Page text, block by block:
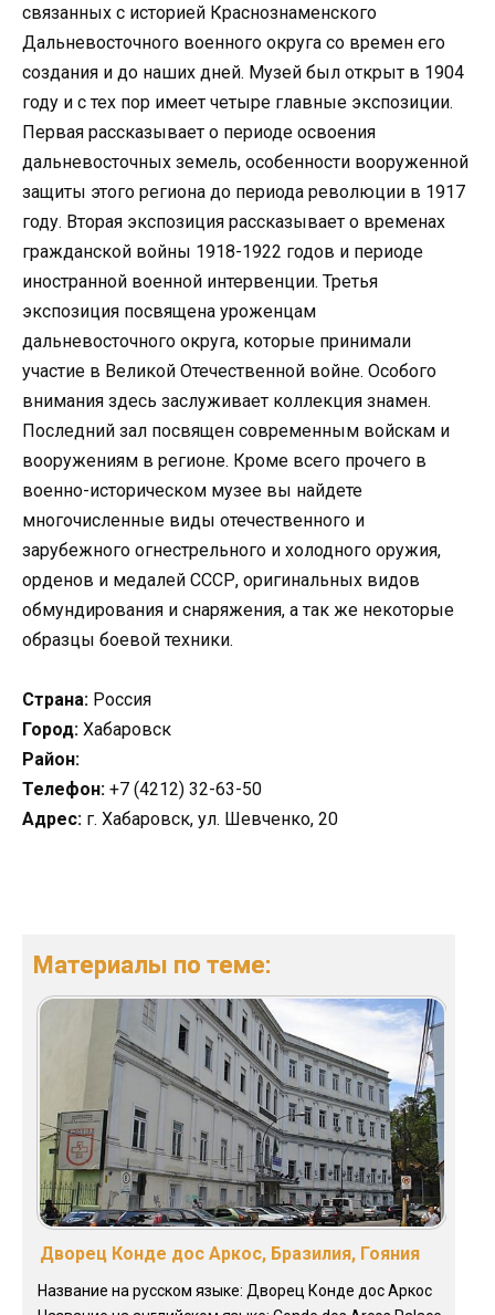
связанных с историей Краснознаменского
Дальневосточного военного округа со времен его
создания и до наших дней. Музей был открыт в 1904
году и с тех пор имеет четыре главные экспозиции.
Первая рассказывает о периоде освоения
дальневосточных земель, особенности вооруженной
защиты этого региона до периода революции в 1917
году. Вторая экспозиция рассказывает о временах
гражданской войны 1918-1922 годов и периоде
иностранной военной интервенции. Третья
экспозиция посвящена уроженцам
дальневосточного округа, которые принимали
участие в Великой Отечественной войне. Особого
внимания здесь заслуживает коллекция знамен.
Последний зал посвящен современным войскам и
вооружениям в регионе. Кроме всего прочего в
военно-историческом музее вы найдете
многочисленные виды отечественного и
зарубежного огнестрельного и холодного оружия,
орденов и медалей СССР, оригинальных видов
обмундирования и снаряжения, а так же некоторые
образцы боевой техники.
Страна: Россия
Город: Хабаровск
Район:
Телефон: +7 (4212) 32-63-50
Адрес: г. Хабаровск, ул. Шевченко, 20
Материалы по теме:
Дворец Конде дос Аркос, Бразилия, Гояния
Название на русском языке: Дворец Конде дос Аркос